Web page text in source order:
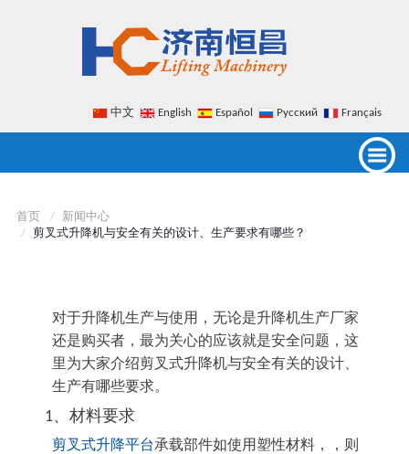
中文 English Español Русский Français
首页
新闻中心
剪叉式升降机与安全有关的设计、生产要求有哪些？
对于升降机生产与使用，无论是升降机生产厂家
还是购买者，最为关心的应该就是安全问题，这
里为大家介绍剪叉式升降机与安全有关的设计、
生产有哪些要求。
1、材料要求
剪叉式升降平台承载部件如使用塑性材料，，则